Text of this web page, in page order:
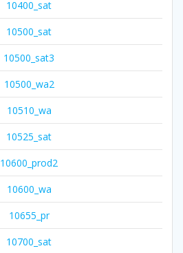
10400_sat
10500_sat
10500_sat3
10500_wa2
10510_wa
10525_sat
10600_prod2
10600_wa
10655_pr
10700_sat